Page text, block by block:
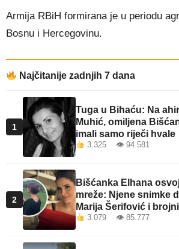
Armija RBiH formirana je u periodu
Bosnu i Hercegovinu.
Najčitanije zadnjih 7 dana
1
Tuga u Bihaću: Na
Muhić, omiljena
imali samo riječi hvale
3.325 👁 94.581
2
Bišćanka Elhana
mreže: Njene snimke
Marija Šerifović i
3.079 👁 85.777